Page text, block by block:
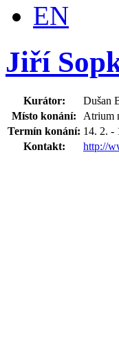
EN
Jiří
Kurátor:
Dušan
Místo konání:
Atrium
Termín konání: 14. 2. -
Kontakt:
http://